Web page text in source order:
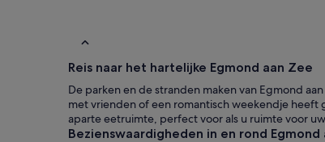
Reis naar het hartelijke Egmond aan Zee
De parken en de stranden maken van Egmond
met vrienden of een romantisch weekendje
aparte eetruimte, perfect voor als u ruimte voor
Bezienswaardigheden in en rond Egmond